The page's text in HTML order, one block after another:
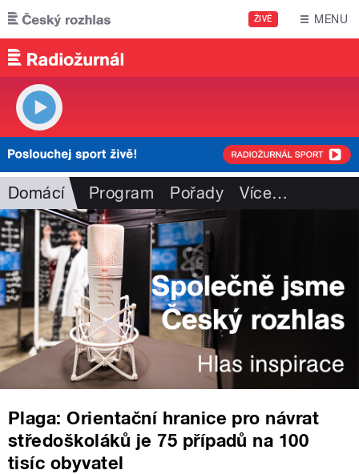
Přejít k hlavnímu obsahu
ŽIVĚ MENU
Domácí Program Pořady Více…
Plaga: Orientační hranice pro návrat
středoškoláků je 75 případů na 100
tisíc obyvatel